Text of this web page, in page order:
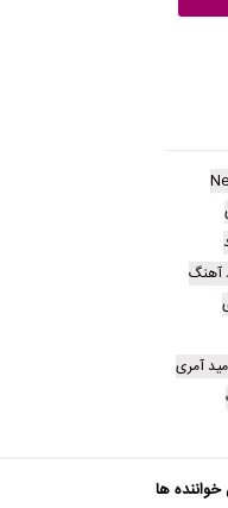
آهنگ
آمری
خواننده ها